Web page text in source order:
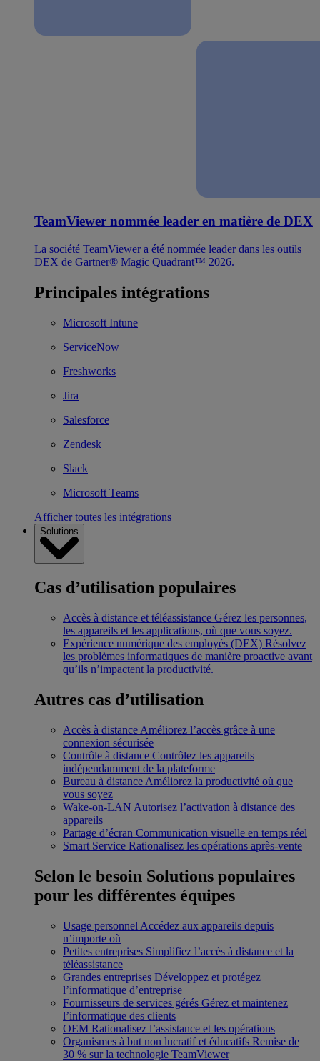
TeamViewer nommée leader en matière de DEX
La société TeamViewer a été nommée leader dans les outils
DEX de Gartner® Magic Quadrant™ 2026.
Principales intégrations
Microsoft Intune
ServiceNow
Freshworks
Jira
Salesforce
Zendesk
Slack
Microsoft Teams
Afficher toutes les intégrations
Solutions
Cas d’utilisation populaires
Accès à distance et téléassistance Gérez les personnes,
les appareils et les applications, où que vous soyez.
Expérience numérique des employés (DEX) Résolvez
les problèmes informatiques de manière proactive avant
qu’ils n’impactent la productivité.
Autres cas d’utilisation
Accès à distance Améliorez l’accès grâce à une
connexion sécurisée
Contrôle à distance Contrôlez les appareils
indépendamment de la plateforme
Bureau à distance Améliorez la productivité où que
vous soyez
Wake-on-LAN Autorisez l’activation à distance des
appareils
Partage d’écran Communication visuelle en temps réel
Smart Service Rationalisez les opérations après-vente
Selon le besoin Solutions populaires
pour les différentes équipes
Usage personnel Accédez aux appareils depuis
n’importe où
Petites entreprises Simplifiez l’accès à distance et la
téléassistance
Grandes entreprises Développez et protégez
l’informatique d’entreprise
Fournisseurs de services gérés Gérez et maintenez
l’informatique des clients
OEM Rationalisez l’assistance et les opérations
Organismes à but non lucratif et éducatifs Remise de
30 % sur la technologie TeamViewer